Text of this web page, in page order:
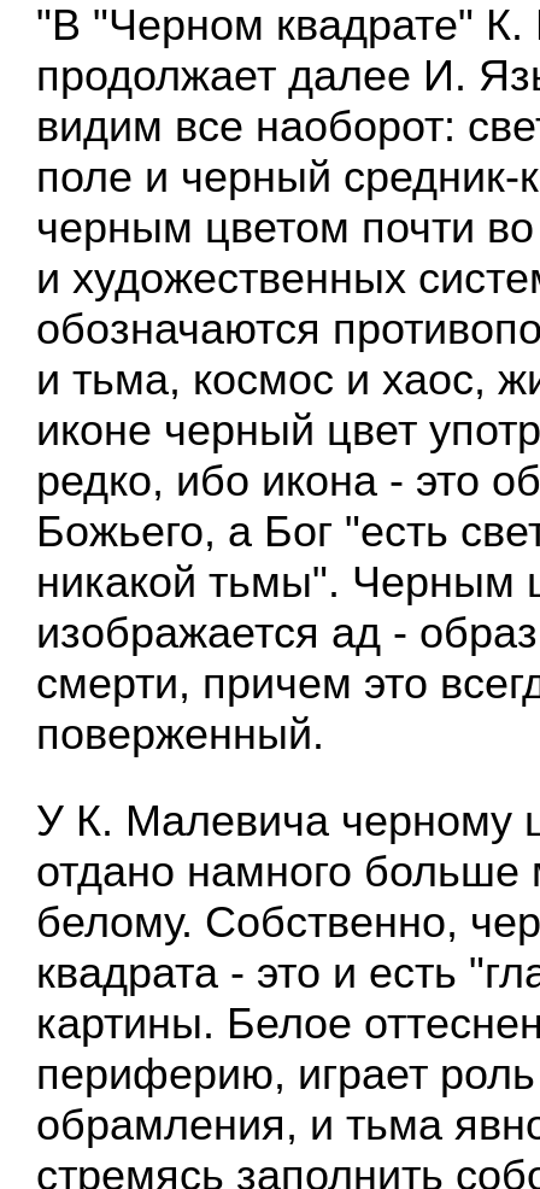
"В "Черном квадрате"
продолжает далее И.
видим все наоборот:
поле и черный средник-
черным цветом почти во
и художественных
обозначаются
и тьма, космос и хаос,
иконе черный цвет
редко, ибо икона - это
Божьего, а Бог "есть
никакой тьмы". Черным
изображается ад -
смерти, причем это
поверженный.
У К. Малевича черному
отдано намного больше
белому. Собственно,
квадрата - это и есть
картины. Белое
периферию, играет
обрамления, и тьма
стремясь заполнить